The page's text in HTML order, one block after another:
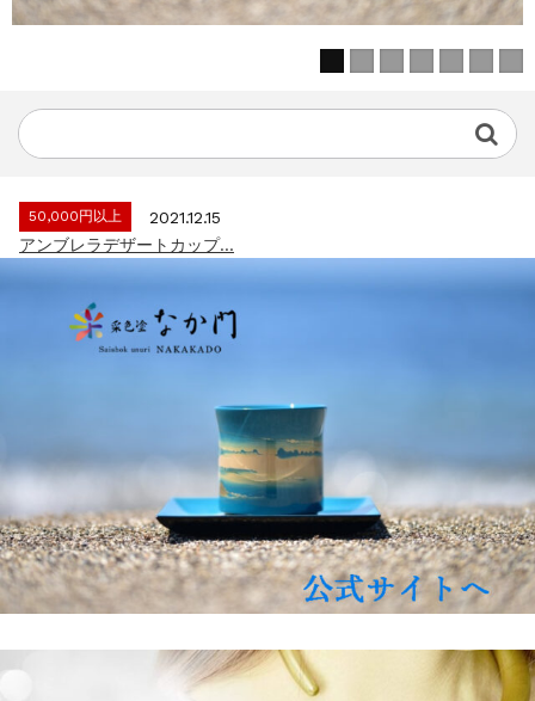
50,000円以上
2021.12.15
アンブレラデザートカップ...